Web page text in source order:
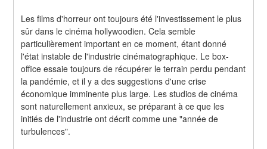
Les films d'horreur ont toujours été l'investissement le plus
sûr dans le cinéma hollywoodien. Cela semble
particulièrement important en ce moment, étant donné
l'état instable de l'industrie cinématographique. Le box-
office essaie toujours de récupérer le terrain perdu pendant
la pandémie, et il y a des suggestions d'une crise
économique imminente plus large. Les studios de cinéma
sont naturellement anxieux, se préparant à ce que les
initiés de l'industrie ont décrit comme une "année de
turbulences".